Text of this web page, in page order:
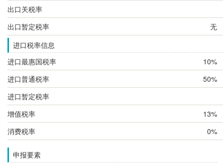
出口关税率
出口暂定税率
无
进口税率信息
进口最惠国税率
10%
进口普通税率
50%
进口暂定税率
增值税率
13%
消费税率
0%
申报要素